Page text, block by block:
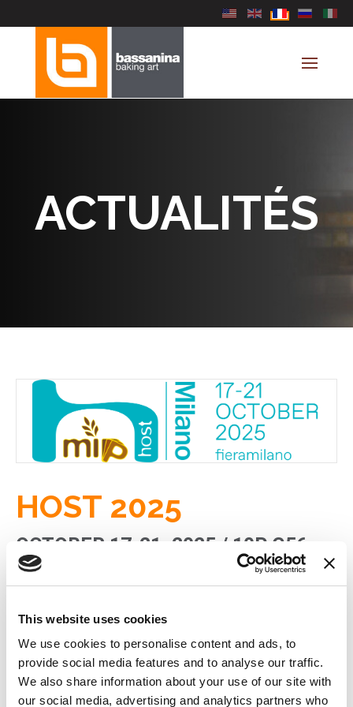
This website uses cookies
We use cookies to personalise content and ads, to
provide social media features and to analyse our traffic.
We also share information about your use of our site with
our social media, advertising and analytics partners who
Sélectionnez votre
ACTUALITÉS
HOST 2025
OCTOBER 17-21, 2025 / 10P G56
Du 17 au 21 octobre 2025, nous serons à Milan pour
BAKERY SQUARE, MIP.
Pavillon 10 | Stand G56
Bakery Square fait ses débuts à HostMilano : un
nouveau point de rencontre pour le monde de la